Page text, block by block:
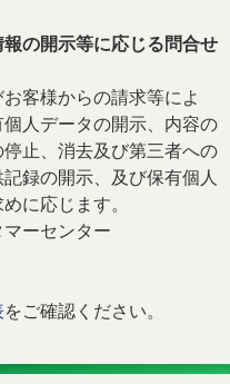
の開示等に応じる問合せ
客様からの請求等によ
人データの開示、内容の
止、消去及び第三者への
録の開示、及び保有個人
に応じます。
マーセンター
をご確認ください。